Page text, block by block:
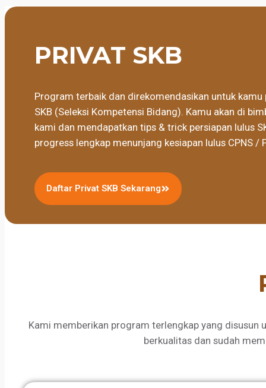
PRIVAT SKB
Program terbaik dan direkomendasikan untuk kamu
SKB (Seleksi Kompetensi Bidang). Kamu akan di
kami dan mendapatkan tips & trick persiapan lulus
progress lengkap menunjang kesiapan lulus CPNS /
Daftar Privat SKB Sekarang
Kami memberikan program terlengkap yang disusun
berkualitas dan sudah